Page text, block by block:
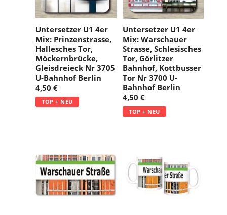
Untersetzer U1 4er
Mix: Prinzenstrasse,
Hallesches Tor,
Möckernbrücke,
Gleisdreieck Nr 3705
U-Bahnhof Berlin
4,50 €
TOP + NEU
Untersetzer U1 4er
Mix: Warschauer
Strasse, Schlesisches
Tor, Görlitzer
Bahnhof, Kottbusser
Tor Nr 3700 U-
Bahnhof Berlin
4,50 €
TOP + NEU